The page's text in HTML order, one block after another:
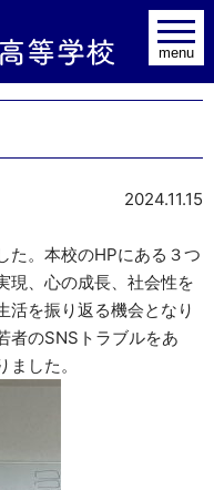
学校法人toggle
menu
2024.11.15
た。本校のHPにある３つ
現、心の成長、社会性を
活を振り返る機会となり
者のSNSトラブルをあ
した。